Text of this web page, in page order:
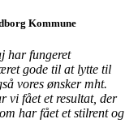
Kommune
har fungeret
gode til at lytte til
vores ønsker mht.
vi fået et resultat, der
har fået et stilrent og